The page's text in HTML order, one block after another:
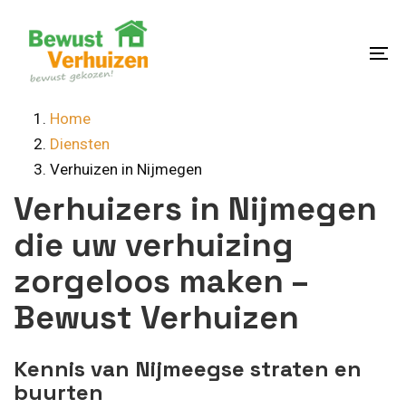
content
Home
Diensten
Verhuizen in Nijmegen
Verhuizers in Nijmegen
die uw verhuizing
zorgeloos maken –
Bewust Verhuizen
Kennis van Nijmeegse straten en
buurten